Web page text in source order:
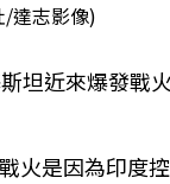
達志影像)
坦近來爆發戰
火是因為印度